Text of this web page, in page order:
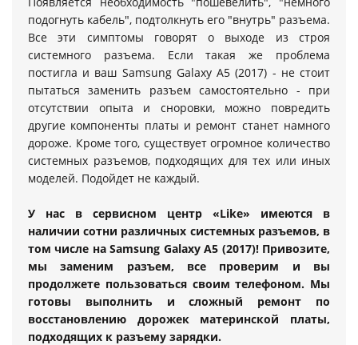
подогнуть кабель", подтолкнуть его "внутрь" разъема.
Все эти симптомы говорят о выходе из строя
системного разъема. Если такая же проблема
постигла и ваш Samsung Galaxy A5 (2017) - не стоит
пытаться заменить разъем самостоятельно - при
отсутствии опыта и сноровки, можно повредить
другие компоненты платы и ремонт станет намного
дороже. Кроме того, существует огромное количество
системных разъемов, подходящих для тех или иных
моделей. Подойдет не каждый.
У нас в сервисном центр «Like» имеются в
наличии сотни различных системных разъемов, в
том числе на Samsung Galaxy A5 (2017)! Привозите,
мы заменим разъем, все проверим и вы
продолжете пользоваться своим телефоном. Мы
готовы выполнить и сложный ремонт по
восстановлению дорожек материнской платы,
подходящих к разъему зарядки.